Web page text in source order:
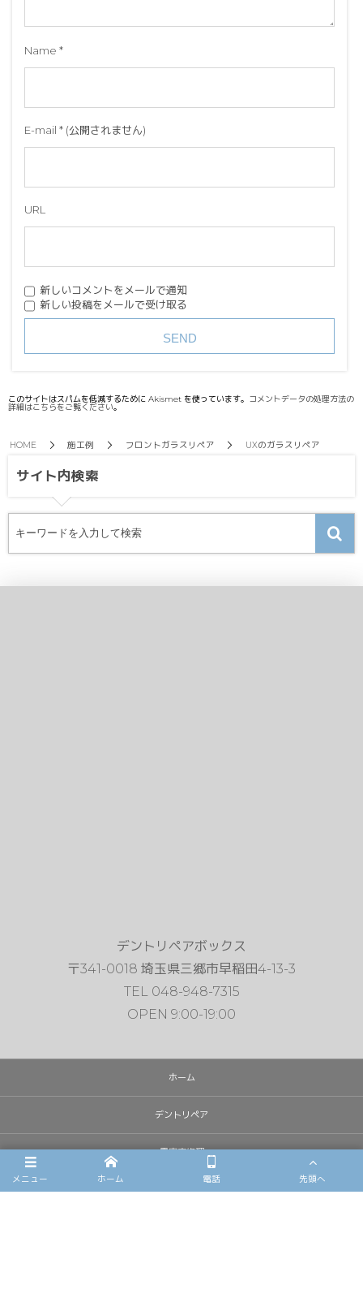
Name *
E-mail * (公開されません)
URL
新しいコメントをメールで通知
新しい投稿をメールで受け取る
このサイトはスパムを低減するために Akismet を使っています。 コメントデータの処理方法の
詳細はこちらをご覧ください。
HOME 施工例 フロントガラスリペア UXのガラスリペア
サイト内検索
デントリペアボックス
〒341-0018 埼玉県三郷市早稲田4-13-3
TEL 048-948-7315
OPEN 9:00-19:00
ホーム
デントリペア
雹害車修理
メニュー ホーム 電話 先頭へ